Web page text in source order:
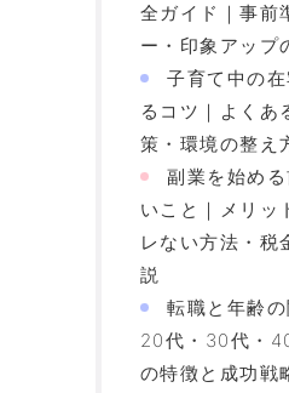
全ガイド｜事前
ー・印象アップ
子育て中の
るコツ｜よくあ
策・環境の整え
副業を始め
いこと｜メリッ
レない方法・税
説
転職と年齢の
20代・30代・
の特徴と成功戦